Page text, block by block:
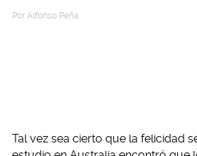
Por Alfonso Peña
Tal vez sea cierto que la felicidad